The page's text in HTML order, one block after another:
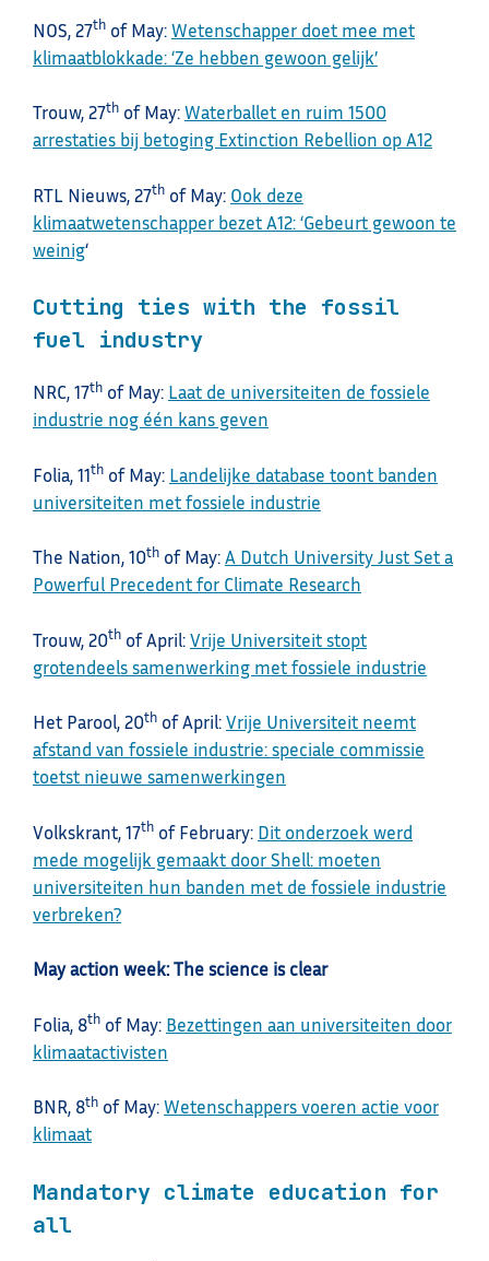
NOS, 27th of May:Wetenschapper doet mee met
klimaatblokkade: ‘Ze hebben gewoon gelijk’
Trouw, 27th of May:Waterballet en ruim 1500
arrestaties bij betoging Extinction Rebellion op A12
RTL Nieuws, 27th of May: Ook deze
klimaatwetenschapper bezet A12: ‘Gebeurt gewoon te
weinig‘
Cutting ties with the fossil
fuel industry
NRC, 17th of May: Laat de universiteiten de fossiele
industrie nog één kans geven
Folia, 11th of May: Landelijke database toont banden
universiteiten met fossiele industrie
The Nation, 10th of May:A Dutch University Just Set a
Powerful Precedent for Climate Research
Trouw, 20th of April:Vrije Universiteit stopt
grotendeels samenwerking met fossiele industrie
Het Parool, 20th of April:Vrije Universiteit neemt
afstand van fossiele industrie: speciale commissie
toetst nieuwe samenwerkingen
Volkskrant, 17th of February: Dit onderzoek werd
mede mogelijk gemaakt door Shell: moeten
universiteiten hun banden met de fossiele industrie
verbreken?
May action week: The science is clear
Folia, 8th of May: Bezettingen aan universiteiten door
klimaatactivisten
BNR, 8th of May:Wetenschappers voeren actie voor
klimaat
Mandatory climate education for
all